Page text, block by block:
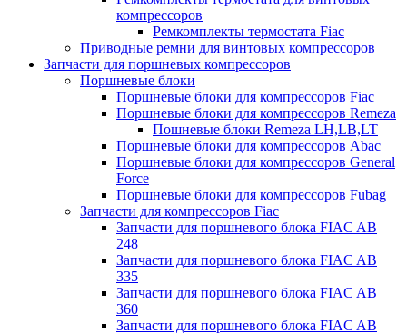
компрессоров
Ремкомплекты термостата Fiac
Приводные ремни для винтовых компрессоров
Запчасти для поршневых компрессоров
Поршневые блоки
Поршневые блоки для компрессоров Fiac
Поршневые блоки для компрессоров Remeza
Пошневые блоки Remeza LH,LB,LT
Поршневые блоки для компрессоров Abac
Поршневые блоки для компрессоров General
Force
Поршневые блоки для компрессоров Fubag
Запчасти для компрессоров Fiac
Запчасти для поршневого блока FIAC AB
248
Запчасти для поршневого блока FIAC AB
335
Запчасти для поршневого блока FIAC AB
360
Запчасти для поршневого блока FIAC AB